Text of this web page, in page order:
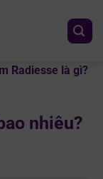
Radiesse là gì?
nhiêu?